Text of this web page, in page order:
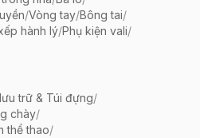
/Vòng tay/Bông tai/
hành lý/Phụ kiện vali/
trữ & Túi đựng/
chày/
thể thao/